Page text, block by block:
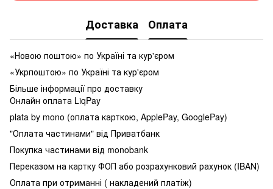
Доставка Оплата
«Новою поштою» по Україні та кур'єром
«Укрпоштою» по Україні та кур'єром
Більше інформації про доставку
Онлайн оплата LiqPay
plata by mono (оплата карткою, ApplePay, GooglePay)
"Оплата частинами" від Приватбанк
Покупка частинами від monobank
Переказом на картку ФОП або розрахунковий рахунок (IBAN)
Оплата при отриманні ( накладений платіж)